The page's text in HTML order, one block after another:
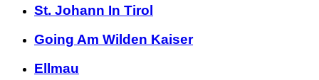
St. Johann In Tirol
Going Am Wilden Kaiser
Ellmau